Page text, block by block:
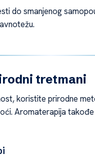
do smanjenog
tretmani
koristite prirodne
Aromaterapija